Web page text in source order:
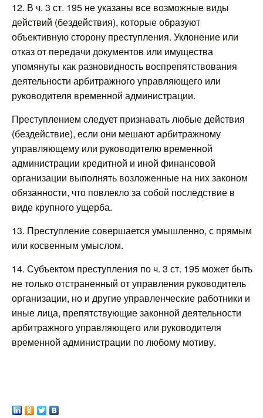
12. В ч. 3 ст. 195 не указаны все возможные виды
действий (бездействия), которые образуют
объективную сторону преступления. Уклонение или
отказ от передачи документов или имущества
упомянуты как разновидность воспрепятствования
деятельности арбитражного управляющего или
руководителя временной администрации.
Преступлением следует признавать любые действия
(бездействие), если они мешают арбитражному
управляющему или руководителю временной
администрации кредитной и иной финансовой
организации выполнять возложенные на них законом
обязанности, что повлекло за собой последствие в
виде крупного ущерба.
13. Преступление совершается умышленно, с прямым
или косвенным умыслом.
14. Субъектом преступления по ч. 3 ст. 195 может быть
не только отстраненный от управления руководитель
организации, но и другие управленческие работники и
иные лица, препятствующие законной деятельности
арбитражного управляющего или руководителя
временной администрации по любому мотиву.